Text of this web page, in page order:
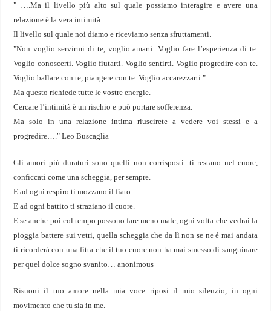
" ….Ma il livello più alto sul quale possiamo interagire e avere una
relazione è la vera intimità.
Il livello sul quale noi diamo e riceviamo senza sfruttamenti.
"Non voglio servirmi di te, voglio amarti. Voglio fare l’esperienza di te.
Voglio conoscerti. Voglio fiutarti. Voglio sentirti. Voglio progredire con te.
Voglio ballare con te, piangere con te. Voglio accarezzarti."
Ma questo richiede tutte le vostre energie.
Cercare l’intimità è un rischio e può portare sofferenza.
Ma solo in una relazione intima riuscirete a vedere voi stessi e a
progredire…." Leo Buscaglia
Gli amori più duraturi sono quelli non corrisposti: ti restano nel cuore,
conficcati come una scheggia, per sempre.
E ad ogni respiro ti mozzano il fiato.
E ad ogni battito ti straziano il cuore.
E se anche poi col tempo possono fare meno male, ogni volta che vedrai la
pioggia battere sui vetri, quella scheggia che da lì non se ne é mai andata
ti ricorderà con una fitta che il tuo cuore non ha mai smesso di sanguinare
per quel dolce sogno svanito… anonimous
Risuoni il tuo amore nella mia voce riposi il mio silenzio, in ogni
movimento che tu sia in me.